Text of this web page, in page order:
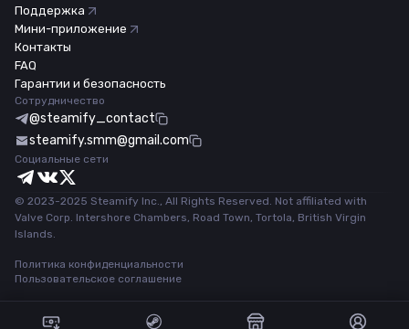
Поддержка
Мини-приложение
Контакты
FAQ
Гарантии и безопасность
Сотрудничество
@steamify_contact
steamify.smm@gmail.com
Социальные сети
© 2023-2025 Steamify Inc., All Rights Reserved. Not affiliated with
Valve Corp. Intershore Chambers, Road Town, Tortola, British Virgin
Islands.
Политика конфиденциальности
Пользовательское соглашение